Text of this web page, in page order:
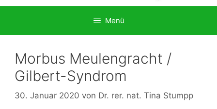
Menü
Morbus Meulengracht /
Gilbert-Syndrom
30. Januar 2020 von Dr. rer. nat. Tina Stumpp